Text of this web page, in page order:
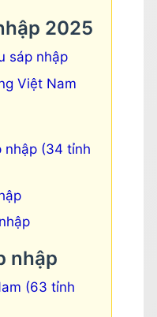
2025
sáp nhập
Việt Nam
nhập (34 tỉnh
nhập
(63 tỉnh